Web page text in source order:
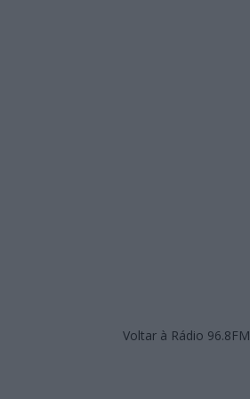
Voltar à Rádio 96.8FM